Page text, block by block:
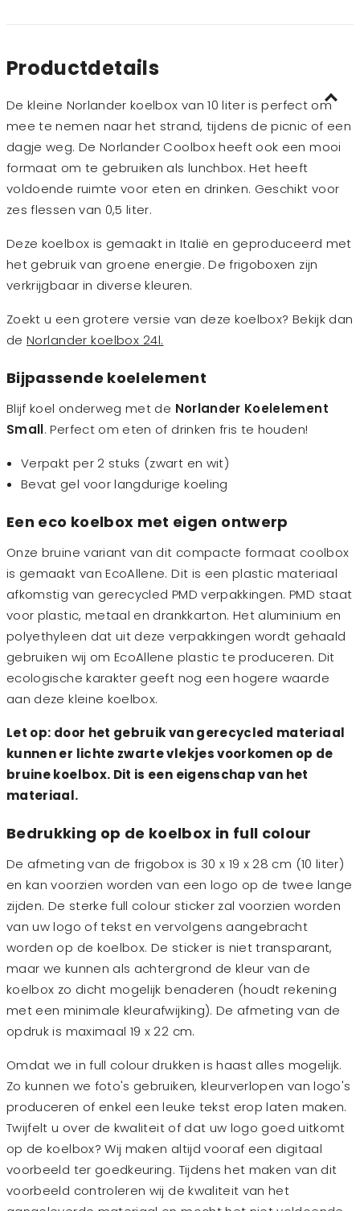
Productdetails
De kleine Norlander koelbox van 10 liter is perfect om
mee te nemen naar het strand, tijdens de picnic of een
dagje weg. De Norlander Coolbox heeft ook een mooi
formaat om te gebruiken als lunchbox. Het heeft
voldoende ruimte voor eten en drinken. Geschikt voor
zes flessen van 0,5 liter.
Deze koelbox is gemaakt in Italië en geproduceerd met
het gebruik van groene energie. De frigoboxen zijn
verkrijgbaar in diverse kleuren.
Zoekt u een grotere versie van deze koelbox? Bekijk dan
deNorlander koelbox 24l.
Bijpassende koelelement
Blijf koel onderweg met de Norlander Koelelement
Small. Perfect om eten of drinken fris te houden!
Verpakt per 2 stuks (zwart en wit)
Bevat gel voor langdurige koeling
Een eco koelbox met eigen ontwerp
Onze bruine variant van dit compacte formaat coolbox
is gemaakt van EcoAllene. Dit is een plastic materiaal
afkomstig van gerecycled PMD verpakkingen. PMD staat
voor plastic, metaal en drankkarton. Het aluminium en
polyethyleen dat uit deze verpakkingen wordt gehaald
gebruiken wij om EcoAllene plastic te produceren. Dit
ecologische karakter geeft nog een hogere waarde
aan deze kleine koelbox.
Let op: door het gebruik van gerecycled materiaal
kunnen er lichte zwarte vlekjes voorkomen op de
bruine koelbox. Dit is een eigenschap van het
materiaal.
Bedrukking op de koelbox in full colour
De afmeting van de frigobox is 30 x 19 x 28 cm (10 liter)
en kan voorzien worden van een logo op de twee lange
zijden. De sterke full colour sticker zal voorzien worden
van uw logo of tekst en vervolgens aangebracht
worden op de koelbox. De sticker is niet transparant,
maar we kunnen als achtergrond de kleur van de
koelbox zo dicht mogelijk benaderen (houdt rekening
met een minimale kleurafwijking). De afmeting van de
opdruk is maximaal 19 x 22 cm.
Omdat we in full colour drukken is haast alles mogelijk.
Zo kunnen we foto's gebruiken, kleurverlopen van logo's
produceren of enkel een leuke tekst erop laten maken.
Twijfelt u over de kwaliteit of dat uw logo goed uitkomt
op de koelbox? Wij maken altijd vooraf een digitaal
voorbeeld ter goedkeuring. Tijdens het maken van dit
voorbeeld controleren wij de kwaliteit van het